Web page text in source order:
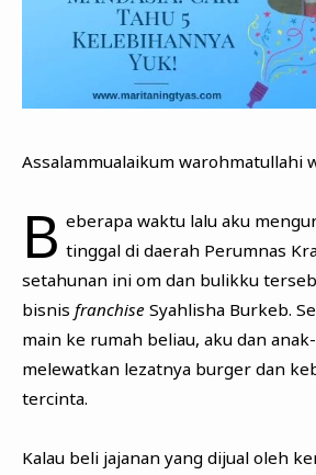
Assalammualaikum warohmatullahi
B eberapa waktu lalu aku
tinggal di daerah Perumnas
setahunan ini om dan bulikku
bisnis franchiseSyahlisha Burkeb.
main ke rumah beliau, aku dan
melewatkan lezatnya burger dan
tercinta.
Kalau beli jajanan yang dijual oleh